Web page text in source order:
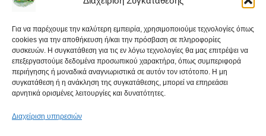
Για να παρέχουμε την καλύτερη εμπειρία, χρησιμοποιούμε τεχνολογίες όπως
cookies για την αποθήκευση ή/και την πρόσβαση σε πληροφορίες
συσκευών. Η συγκατάθεση για τις εν λόγω τεχνολογίες θα μας επιτρέψει να
επεξεργαστούμε δεδομένα προσωπικού χαρακτήρα, όπως συμπεριφορά
περιήγησης ή μοναδικά αναγνωριστικά σε αυτόν τον ιστότοπο. Η μη
συγκατάθεση ή η ανάκληση της συγκατάθεσης, μπορεί να επηρεάσει
αρνητικά ορισμένες λειτουργίες και δυνατότητες.
Διαχείριση υπηρεσιών